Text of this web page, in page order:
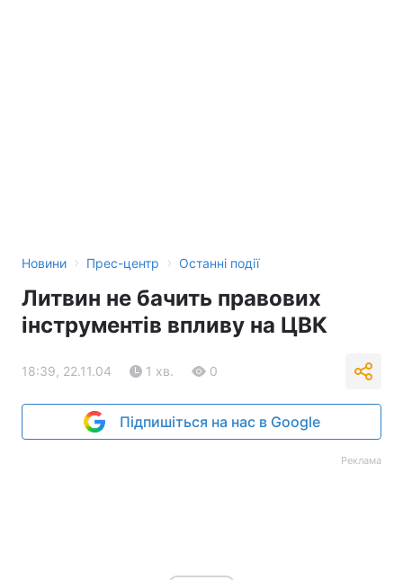
Новини › Прес-центр › Останні події
Литвин не бачить правових
інструментів впливу на ЦВК
18:39, 22.11.04 1 хв. 0
Підпишіться на нас в Google
Реклама